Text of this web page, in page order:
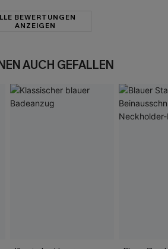
BEWERTUNGEN
ANZEIGEN
AUCH GEFALLEN